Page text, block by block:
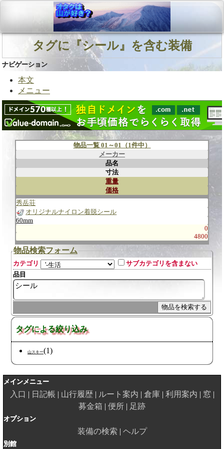
タグに『シール』を含む装備
ナビゲーション
本文
メニュー
物品一覧 01～01（1件中）
メーカー
品名
寸法
重量
価格
秀岳荘
オリジナルナイロン着脱シール
60mm
0
4800
物品検索フォーム
カテゴリ
サブカテゴリを含まない
品目
タグによる絞り込み
山スキー(1)
メインメニュー
入口 日記帳 山行履歴 ルート案内 倉庫 利用案内
窓
募金箱
便所 足跡
オプション
装備の検索 ヘルプ
別館